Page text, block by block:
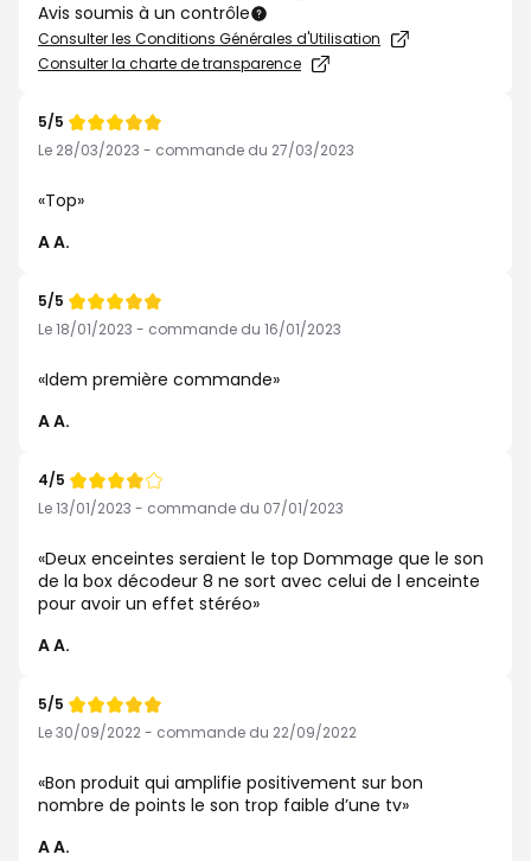
Avis soumis à un contrôle
Consulter les Conditions Générales d'Utilisation
Consulter la charte de transparence
Note
de
5/5
Le 28/03/2023 - commande du 27/03/2023
Top
A A.
Note
de
5/5
Le 18/01/2023 - commande du 16/01/2023
Idem première commande
A A.
Note
de
4/5
Le 13/01/2023 - commande du 07/01/2023
Deux enceintes seraient le top Dommage que le son
de la box décodeur 8 ne sort avec celui de l enceinte
pour avoir un effet stéréo
A A.
Note
de
5/5
Le 30/09/2022 - commande du 22/09/2022
Bon produit qui amplifie positivement sur bon
nombre de points le son trop faible d’une tv
A A.